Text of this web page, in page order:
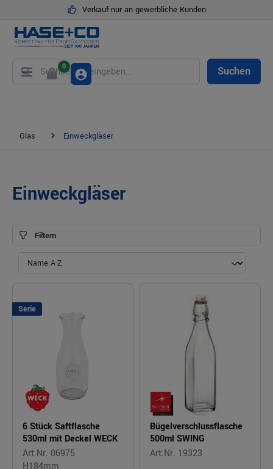
Verkauf nur an gewerbliche Kunden
Suchen
0
Glas Einweckgläser
Einweckgläser
Filtern
Serie
6 Stück Saftflasche
530ml mit Deckel WECK
Art.Nr. 06975
H184mm,
Bügelverschlussflasche
500ml SWING
Art.Nr. 19323